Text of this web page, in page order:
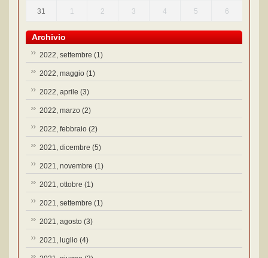
31 1 2 3 4 5 6
Archivio
2022, settembre (1)
2022, maggio (1)
2022, aprile (3)
2022, marzo (2)
2022, febbraio (2)
2021, dicembre (5)
2021, novembre (1)
2021, ottobre (1)
2021, settembre (1)
2021, agosto (3)
2021, luglio (4)